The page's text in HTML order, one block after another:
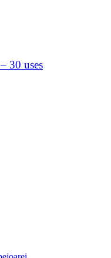
30 uses